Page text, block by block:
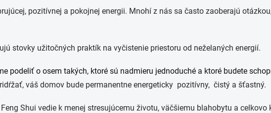
pozitívnej a pokojnej energii. Mnohí z nás sa často zaoberajú
stovky užitočných praktík na vyčistenie priestoru od neželaných energií.
podeliť o osem takých, ktoré sú nadmieru jednoduché a ktoré budete
váš domov bude permanentne energeticky pozitívny, čistý a šťastný.
Shui vedie k menej stresujúcemu životu, väčšiemu blahobytu a